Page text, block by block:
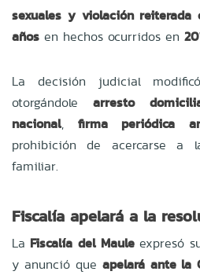
sexuales y violación reiterada
años en hechos ocurridos en
La decisión judicial
otorgándole arresto
nacional, firma periódica
prohibición de acercarse
familiar.
Fiscalía apelará a la
La Fiscalía del Maule expresó
y anunció que apelará ante la